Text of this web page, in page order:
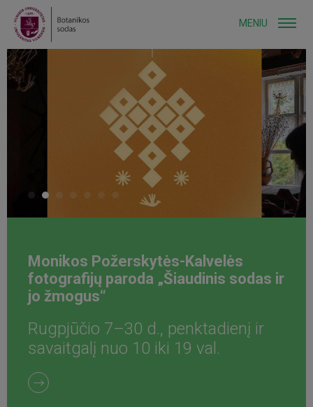
MENIU
Monikos Požerskytės-Kalvelės
fotografijų paroda „Šiaudinis sodas ir
jo žmogus“
Rugpjūčio 7–30 d., penktadienį ir
savaitgalį nuo 10 iki 19 val.